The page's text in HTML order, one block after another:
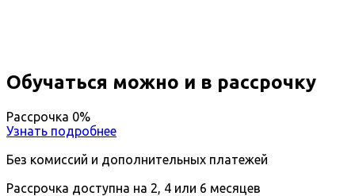
Обучаться можно и в рассрочку
Рассрочка 0%
Узнать подробнее
Без комиссий и дополнительных платежей
Рассрочка доступна на 2, 4 или 6 месяцев